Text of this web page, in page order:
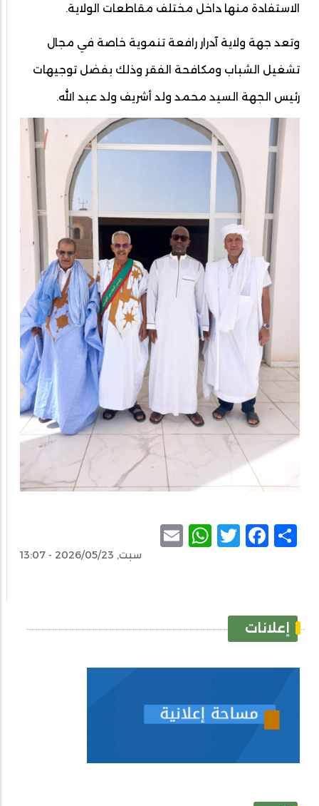
الاستفادة منها داخل مختلف مقاطعات الولاية.
وتعد جهة ولاية آدرار رافعة تنموية خاصة في مجال
تشغيل الشباب ومكافحة الفقر وذلك بفضل توجيهات
رئيس الجهة السيد محمد ولد أشريف ولد عبد الله.
Share
Facebook
Twitter
WhatsApp
سبت, 2026/05/23 - 13:07
إعلانات